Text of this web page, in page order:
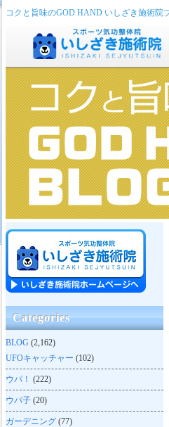
コクと旨味のGOD HAND いしざき施術院
Categories
BLOG (2,162)
UFOキャッチャー (102)
ウパ！ (222)
ウパ子 (20)
ガーデニング (77)